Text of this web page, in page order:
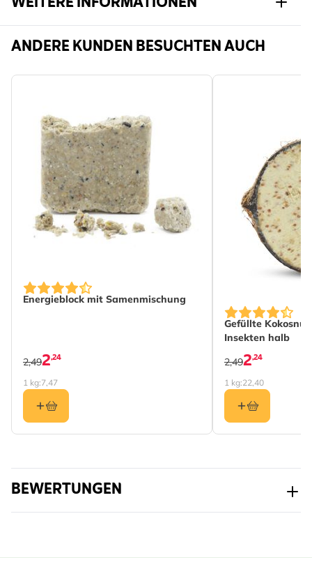
Artikelnr. B-10021
ANDERE KUNDEN BESUCHTEN AUCH
Energieblock mit Samenmischung
2,24
2,49
1 kg:7,47
Gefüllte
Insekten halb
2,24
2,49
1 kg:22,40
BEWERTUNGEN